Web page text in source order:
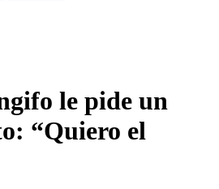
le pide un
“Quiero el